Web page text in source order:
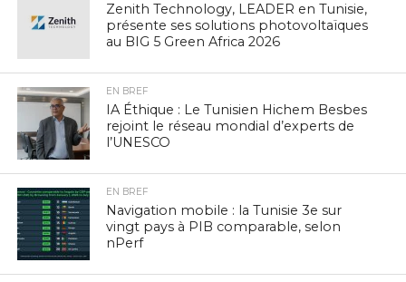
Zenith Technology, LEADER en Tunisie,
présente ses solutions photovoltaïques
au BIG 5 Green Africa 2026
EN BREF
IA Éthique : Le Tunisien Hichem Besbes
rejoint le réseau mondial d’experts de
l’UNESCO
EN BREF
Navigation mobile : la Tunisie 3e sur
vingt pays à PIB comparable, selon
nPerf